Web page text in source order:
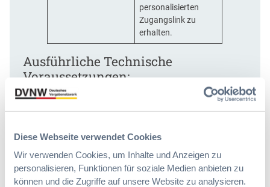
Diese Webseite verwendet Cookies
Wir verwenden Cookies, um Inhalte und Anzeigen zu
personalisieren, Funktionen für soziale Medien anbieten zu
können und die Zugriffe auf unsere Website zu analysieren.
personalisierten
Zugangslink zu
erhalten.
Ausführliche Technische
Voraussetzungen:
In seltenen Fällen setzen diese Technologien die
Konfiguration einer vorhandenen Firewall, eines
voraus. Um hierbei ein bestmögliches Nutzungserlebnis
gewährleisten zu können, sind bei dieser Konfiguration die
nachfolgenden Punkte durch Sie oder Ihre IT-Abteilung zu
beachten: